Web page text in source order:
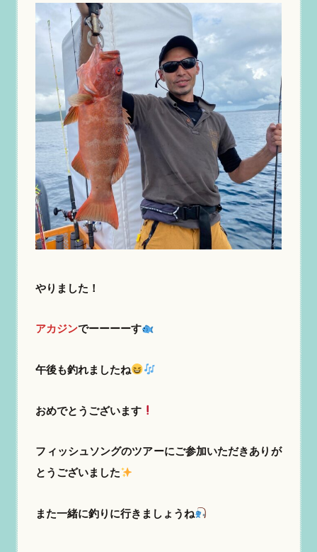
やりました！
アカジンでーーーーす
午後も釣れましたね
おめでとうございます
フィッシュソングのツアーにご参加いただきありが
とうございました
また一緒に釣りに行きましょうね